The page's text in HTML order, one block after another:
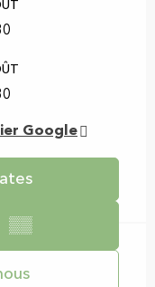
Google
▒▒